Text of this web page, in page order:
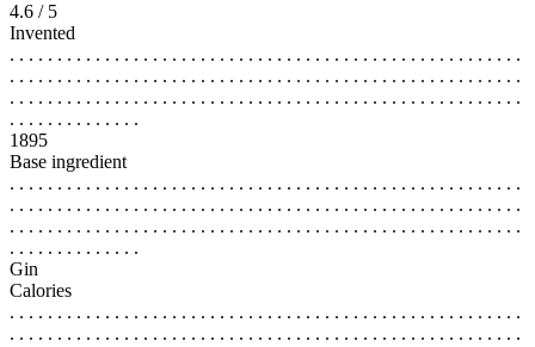
4.6 / 5
Invented
. . . . . . . . . . . . . . . . . . . . . . . . . . . . . . . . . . . . . . . . . . . . . . . . . . . . . .
. . . . . . . . . . . . . . . . . . . . . . . . . . . . . . . . . . . . . . . . . . . . . . . . . . . . . .
. . . . . . . . . . . . . . . . . . . . . . . . . . . . . . . . . . . . . . . . . . . . . . . . . . . . . .
. . . . . . . . . . . . . .
1895
Base ingredient
. . . . . . . . . . . . . . . . . . . . . . . . . . . . . . . . . . . . . . . . . . . . . . . . . . . . . .
. . . . . . . . . . . . . . . . . . . . . . . . . . . . . . . . . . . . . . . . . . . . . . . . . . . . . .
. . . . . . . . . . . . . . . . . . . . . . . . . . . . . . . . . . . . . . . . . . . . . . . . . . . . . .
. . . . . . . . . . . . . .
Gin
Calories
. . . . . . . . . . . . . . . . . . . . . . . . . . . . . . . . . . . . . . . . . . . . . . . . . . . . . .
. . . . . . . . . . . . . . . . . . . . . . . . . . . . . . . . . . . . . . . . . . . . . . . . . . . . . .